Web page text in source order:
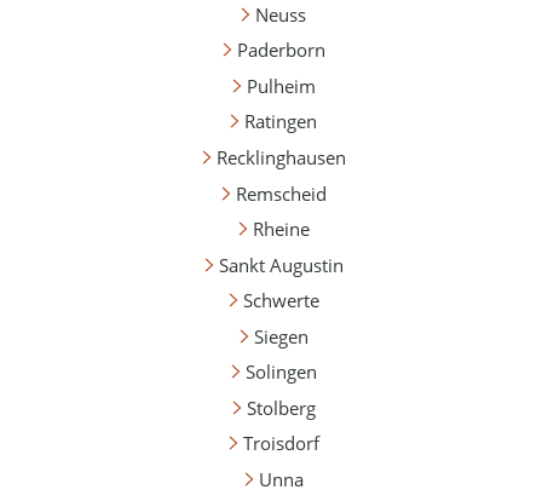
Neuss
Paderborn
Pulheim
Ratingen
Recklinghausen
Remscheid
Rheine
Sankt Augustin
Schwerte
Siegen
Solingen
Stolberg
Troisdorf
Unna